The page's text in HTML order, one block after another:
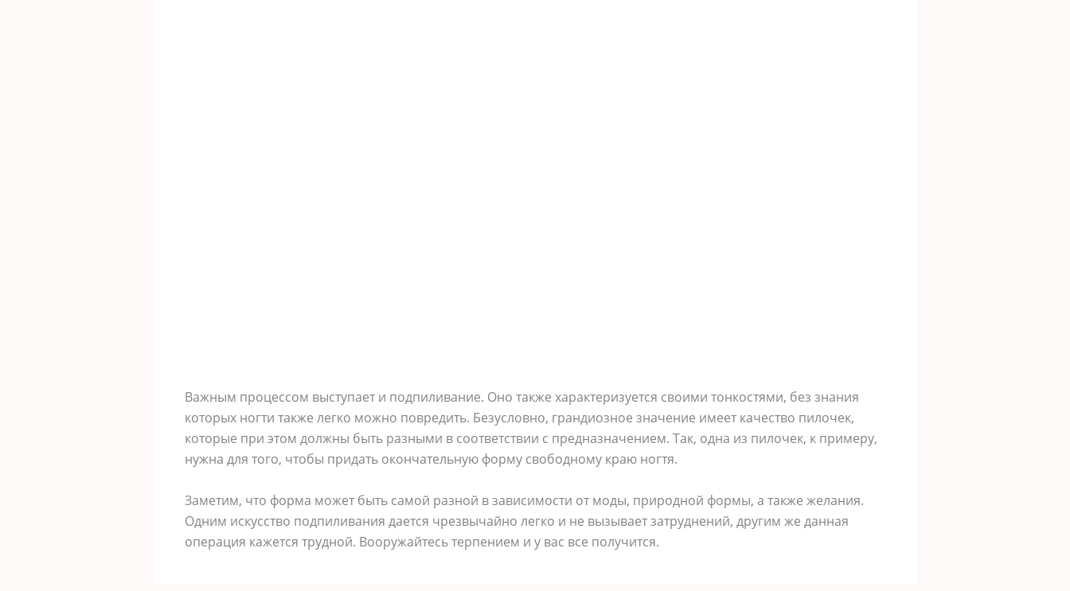
Важным процессом выступает и подпиливание. Оно также характеризуется своими тонкостями, без знания
которых ногти также легко можно повредить. Безусловно, грандиозное значение имеет качество пилочек,
которые при этом должны быть разными в соответствии с предназначением. Так, одна из пилочек, к примеру,
нужна для того, чтобы придать окончательную форму свободному краю ногтя.
Заметим, что форма может быть самой разной в зависимости от моды, природной формы, а также желания.
Одним искусство подпиливания дается чрезвычайно легко и не вызывает затруднений, другим же данная
операция кажется трудной. Вооружайтесь терпением и у вас все получится.